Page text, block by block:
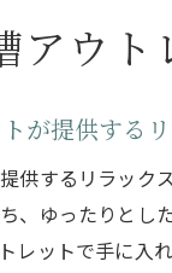
アウ
が提供する
供するリラック
、ゆったりとし
レットで手に入